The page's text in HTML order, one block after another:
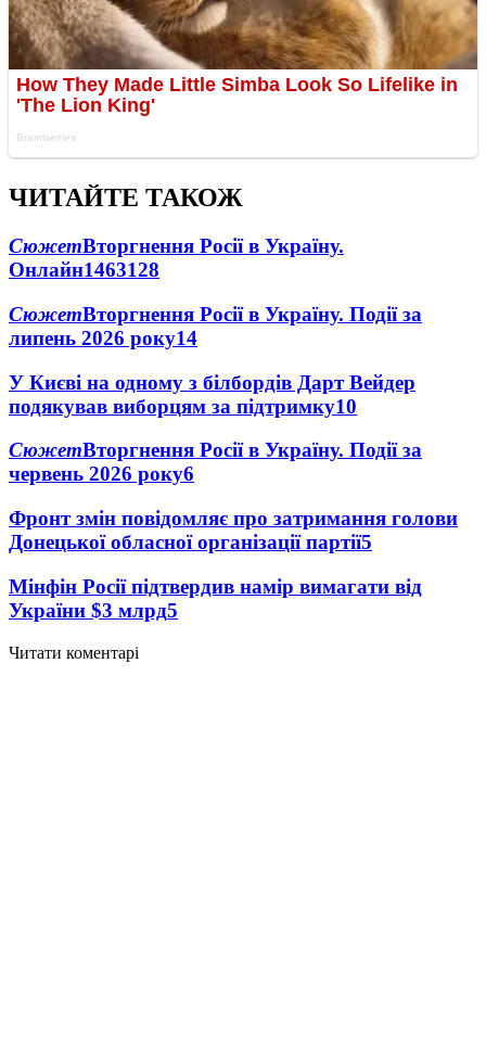
ЧИТАЙТЕ ТАКОЖ
СюжетВторгнення Росії в Україну.
Онлайн1463128
СюжетВторгнення Росії в Україну. Події за
липень 2026 року14
У Києві на одному з білбордів Дарт Вейдер
подякував виборцям за підтримку10
СюжетВторгнення Росії в Україну. Події за
червень 2026 року6
Фронт змін повідомляє про затримання голови
Донецької обласної організації партії5
Мінфін Росії підтвердив намір вимагати від
України $3 млрд5
Читати коментарі